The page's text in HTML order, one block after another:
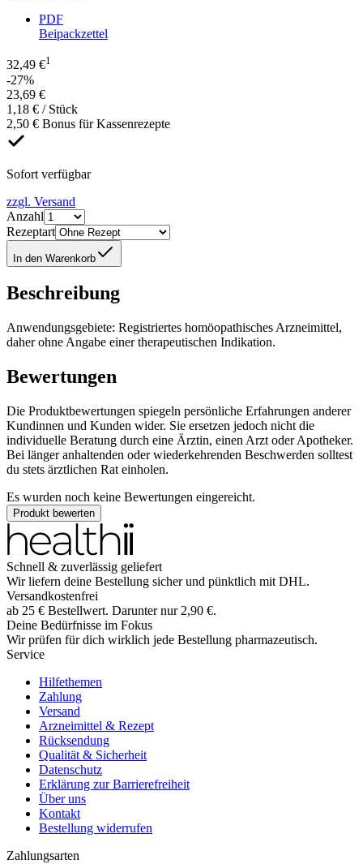
PDF
Beipackzettel
32,49 €1
-27%
23,69 €
1,18 € / Stück
2,50 € Bonus für Kassenrezepte
Sofort verfügbar
zzgl. Versand
Anzahl
Rezeptart
In den Warenkorb
Beschreibung
Anwendungsgebiete: Registriertes homöopathisches Arzneimittel,
daher ohne Angabe einer therapeutischen Indikation.
Bewertungen
Die Produktbewertungen spiegeln persönliche Erfahrungen anderer
Kundinnen und Kunden wider. Sie ersetzen jedoch nicht die
individuelle Beratung durch eine Ärztin, einen Arzt oder Apotheker.
Bei länger anhaltenden oder wiederkehrenden Beschwerden solltest
du stets ärztlichen Rat einholen.
Es wurden noch keine Bewertungen eingereicht.
Produkt bewerten
Schnell & zuverlässig geliefert
Wir liefern deine Bestellung sicher und pünktlich mit DHL.
Versandkostenfrei
ab 25 € Bestellwert. Darunter nur 2,90 €.
Deine Bedürfnisse im Fokus
Wir prüfen für dich wirklich jede Bestellung pharmazeutisch.
Service
Hilfethemen
Zahlung
Versand
Arzneimittel & Rezept
Rücksendung
Qualität & Sicherheit
Datenschutz
Erklärung zur Barrierefreiheit
Über uns
Kontakt
Bestellung widerrufen
Zahlungsarten